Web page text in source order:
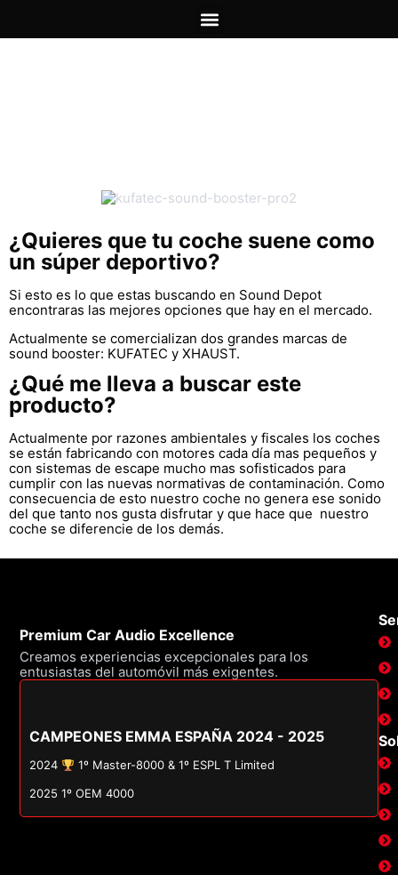
¿Quieres que tu coche suene como
un súper deportivo?
Si esto es lo que estas buscando en Sound Depot
encontraras las mejores opciones que hay en el mercado.
Actualmente se comercializan dos grandes marcas de
sound booster: KUFATEC y XHAUST.
¿Qué me lleva a buscar este
producto?
Actualmente por razones ambientales y fiscales los coches
se están fabricando con motores cada día mas pequeños y
con sistemas de escape mucho mas sofisticados para
cumplir con las nuevas normativas de contaminación. Como
consecuencia de esto nuestro coche no genera ese sonido
del que tanto nos gusta disfrutar y que hace que nuestro
coche se diferencie de los demás.
Premium Car Audio Excellence
Creamos experiencias excepcionales para los
entusiastas del automóvil más exigentes.
CAMPEONES EMMA ESPAÑA 2024 - 2025
2024
1º Master-8000 & 1º ESPL T Limited
2025 1º OEM 4000